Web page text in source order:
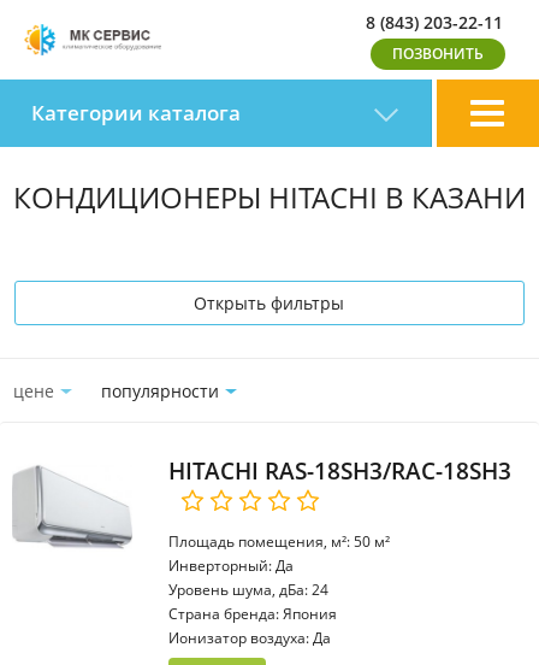
8 (843) 203-22-11
Категории каталога
КОНДИЦИОНЕРЫ HITACHI В КАЗАНИ
Открыть фильтры
цене популярности
HITACHI RAS-18SH3/RAC-18SH3
Площадь помещения, м²: 50 м²
Инверторный: Да
Уровень шума, дБа: 24
Страна бренда: Япония
Ионизатор воздуха: Да